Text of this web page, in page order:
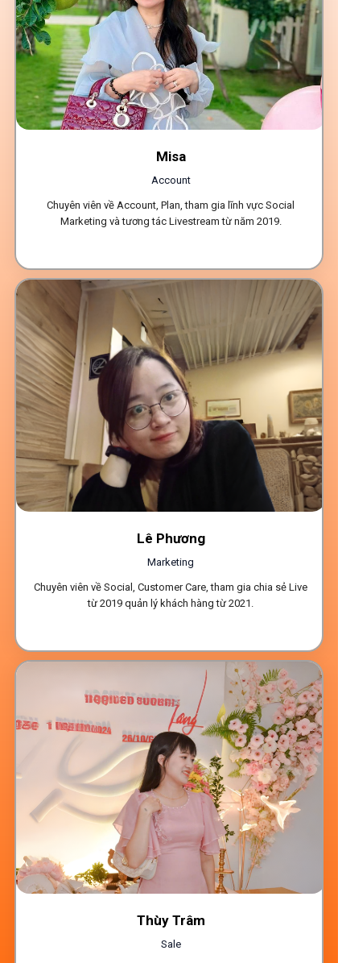
Misa
Account
Chuyên viên về Account, Plan, tham gia lĩnh vực Social
Marketing và tương tác Livestream từ năm 2019.
Thùy Trâm
Sale
Lê Phương
Marketing
Chuyên viên về Social, Customer Care, tham gia chia sẻ Live
từ 2019 quản lý khách hàng từ 2021.